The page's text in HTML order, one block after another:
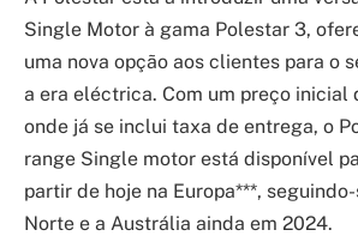
Single Motor à gama Polestar 3,
uma nova opção aos clientes para o
a era eléctrica. Com um preço inicial
onde já se inclui taxa de entrega, o
range Single motor está disponível
partir de hoje na Europa***,
Norte e a Austrália ainda em 2024.